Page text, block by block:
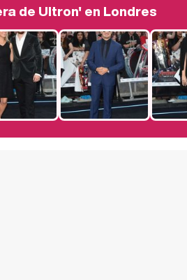
de Ultron' en Londres